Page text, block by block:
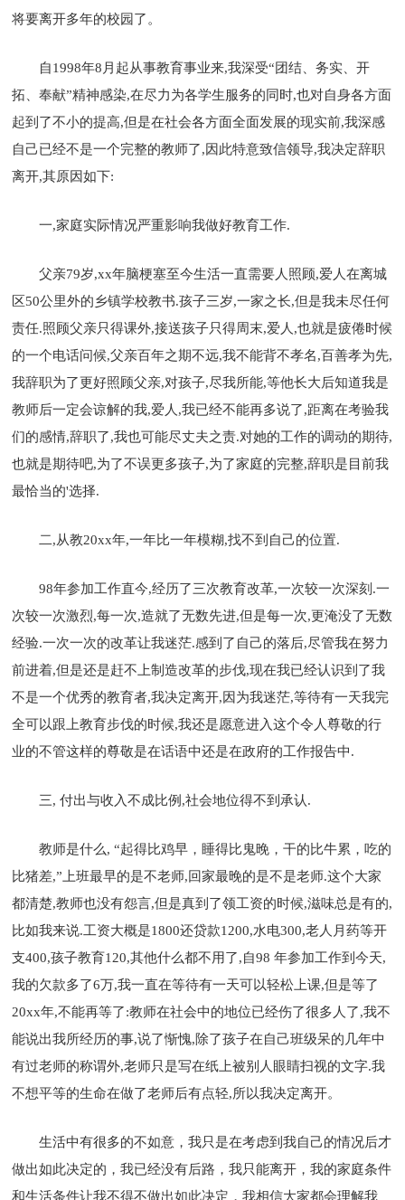
将要离开多年的校园了。
自1998年8月起从事教育事业来,我深受“团结、务实、开
拓、奉献”精神感染,在尽力为各学生服务的同时,也对自身各方面
起到了不小的提高,但是在社会各方面全面发展的现实前,我深感
自己已经不是一个完整的教师了,因此特意致信领导,我决定辞职
离开,其原因如下:
一,家庭实际情况严重影响我做好教育工作.
父亲79岁,xx年脑梗塞至今生活一直需要人照顾,爱人在离城
区50公里外的乡镇学校教书.孩子三岁,一家之长,但是我未尽任何
责任.照顾父亲只得课外,接送孩子只得周末,爱人,也就是疲倦时候
的一个电话问候,父亲百年之期不远,我不能背不孝名,百善孝为先,
我辞职为了更好照顾父亲,对孩子,尽我所能,等他长大后知道我是
教师后一定会谅解的我,爱人,我已经不能再多说了,距离在考验我
们的感情,辞职了,我也可能尽丈夫之责.对她的工作的调动的期待,
也就是期待吧,为了不误更多孩子,为了家庭的完整,辞职是目前我
最恰当的'选择.
二,从教20xx年,一年比一年模糊,找不到自己的位置.
98年参加工作直今,经历了三次教育改革,一次较一次深刻.一
次较一次激烈,每一次,造就了无数先进,但是每一次,更淹没了无数
经验.一次一次的改革让我迷茫.感到了自己的落后,尽管我在努力
前进着,但是还是赶不上制造改革的步伐,现在我已经认识到了我
不是一个优秀的教育者,我决定离开,因为我迷茫,等待有一天我完
全可以跟上教育步伐的时候,我还是愿意进入这个令人尊敬的行
业的不管这样的尊敬是在话语中还是在政府的工作报告中.
三, 付出与收入不成比例,社会地位得不到承认.
教师是什么, “起得比鸡早，睡得比鬼晚，干的比牛累，吃的
比猪差,”上班最早的是不老师,回家最晚的是不是老师.这个大家
都清楚,教师也没有怨言,但是真到了领工资的时候,滋味总是有的,
比如我来说.工资大概是1800还贷款1200,水电300,老人月药等开
支400,孩子教育120,其他什么都不用了,自98 年参加工作到今天,
我的欠款多了6万,我一直在等待有一天可以轻松上课,但是等了
20xx年,不能再等了:教师在社会中的地位已经伤了很多人了,我不
能说出我所经历的事,说了惭愧,除了孩子在自己班级呆的几年中
有过老师的称谓外,老师只是写在纸上被别人眼睛扫视的文字.我
不想平等的生命在做了老师后有点轻,所以我决定离开。
生活中有很多的不如意，我只是在考虑到我自己的情况后才
做出如此决定的，我已经没有后路，我只能离开，我的家庭条件
和生活条件让我不得不做出如此决定，我相信大家都会理解我